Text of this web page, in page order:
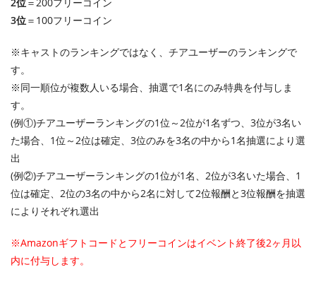
3位＝100フリーコイン
※キャストのランキングではなく、チアユーザーのランキングで
す。
※同一順位が複数人いる場合、抽選で1名にのみ特典を付与しま
す。
(例①)チアユーザーランキングの1位～2位が1名ずつ、3位が3名い
た場合、1位～2位は確定、3位のみを3名の中から1名抽選により選
出
(例②)チアユーザーランキングの1位が1名、2位が3名いた場合、1
位は確定、2位の3名の中から2名に対して2位報酬と3位報酬を抽選
によりそれぞれ選出
※Amazonギフトコードとフリーコインはイベント終了後2ヶ月以
内に付与します。